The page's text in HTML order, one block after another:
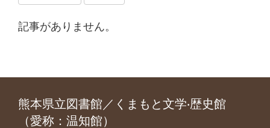
記事がありません。
熊本県立図書館／くまもと文学‧歴史館
（愛称：温知館）